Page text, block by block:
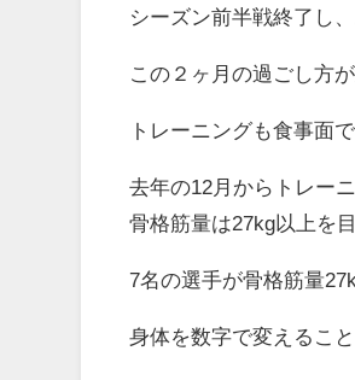
シーズン前半戦終了し
この２ヶ月の過ごし方
トレーニングも食事面
去年の12月からトレー
骨格筋量は27kg以上を
7名の選手が骨格筋量
身体を数字で変えるこ